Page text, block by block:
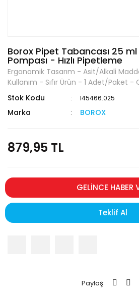
Borox Pipet Tabancası 25 ml
Pompası - Hızlı Pipetleme
Ergonomik Tasarım - Asit/Alkali
Kullanım - Sıfır Ürün - 1 Adet/Paket
Stok Kodu
I45466.025
Marka BOROX
879,95 TL
GELİNCE HABER
Teklif Al
Paylaş: